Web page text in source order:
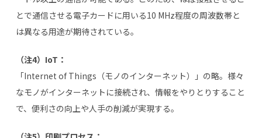
とで通信させる電子カードに用いる10 MHz程度の周波数帯と
は異なる用途が期待されている。
（注4）IoT：
「Internet of Things （モノのインターネット）」の略。様々
なモノがインターネットに接続され、情報をやりとりすること
で、便利さの向上や人手の削減が実現する。